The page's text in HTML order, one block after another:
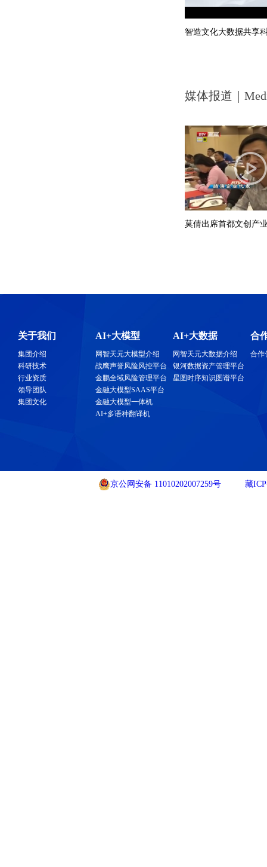
智造文化大数据共享
媒体报道｜
莫倩出席首都文创产
关于我们
集团介绍
科研技术
行业资质
领导团队
集团文化
AI+大模型
网智天元大模型介绍
战鹰声誉风险风控平台
金鹏全域风险管理平台
金融大模型SAAS平台
金融大模型一体机
AI+多语种翻译机
AI+大数据
网智天元大数据介绍
银河数据资产管理平台
星图时序知识图谱平台
合
合作
京公网安备 11010202007259号 藏